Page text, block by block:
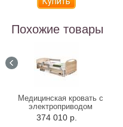
Похожие товары
Медицинская кровать с
электроприводом
Stiegelmeyer Libra Podego
деревянные панели
374 010 р.